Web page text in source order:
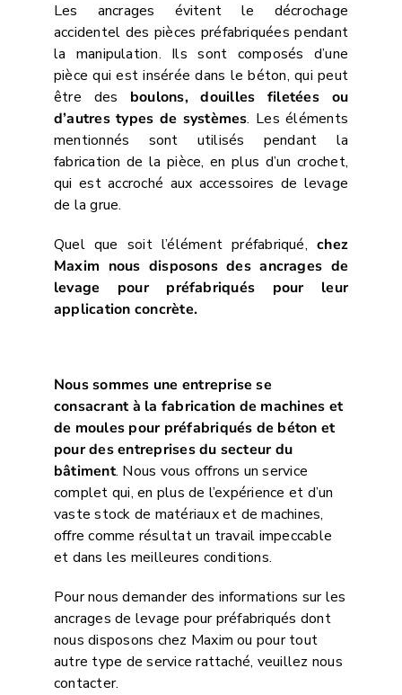
Les ancrages évitent le décrochage
accidentel des pièces préfabriquées pendant
la manipulation. Ils sont composés d’une
pièce qui est insérée dans le béton, qui peut
être des boulons, douilles filetées ou
d’autres types de systèmes. Les éléments
mentionnés sont utilisés pendant la
fabrication de la pièce, en plus d’un crochet,
qui est accroché aux accessoires de levage
de la grue.
Quel que soit l’élément préfabriqué,chez
Maxim nous disposons des ancrages de
levage pour préfabriqués pour leur
application concrète.
Nous sommes une entreprise se
consacrant à la fabrication de machines et
de moules pour préfabriqués de béton et
pour des entreprises du secteur du
bâtiment. Nous vous offrons un service
complet qui, en plus de l’expérience et d’un
vaste stock de matériaux et de machines,
offre comme résultat un travail impeccable
et dans les meilleures conditions.
Pour nous demander des informations sur les
ancrages de levage pour préfabriqués dont
nous disposons chez Maxim ou pour tout
autre type de service rattaché, veuillez nous
contacter.